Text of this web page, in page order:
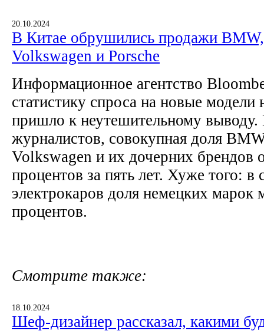
20.10.2024
В Китае обрушились продажи
Volkswagen и Porsche
Информационное агентство
статистику спроса на новые
пришло к неутешительному
журналистов, совокупная доля
Volkswagen и их дочерних брендов
процентов за пять лет. Хуже того: в
электрокаров доля немецких марок
процентов.
Смотрите также:
18.10.2024
Шеф-дизайнер рассказал, какими